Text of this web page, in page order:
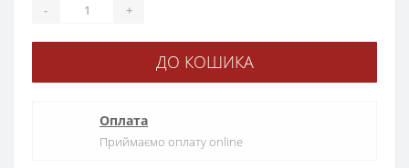
- +
ДО КОШИКА
Оплата
Приймаємо оплату online